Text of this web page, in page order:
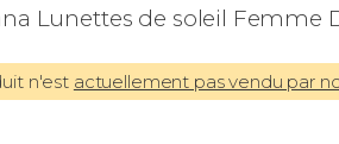
Lunettes de soleil Femme
n'est actuellement pas vendu par